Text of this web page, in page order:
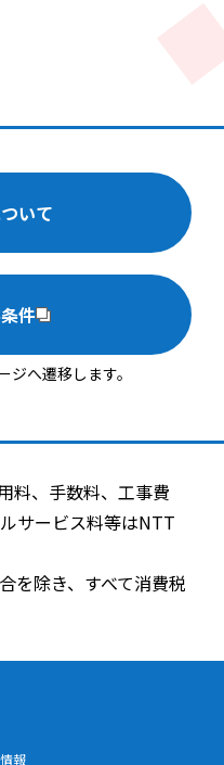
いて
件
へ遷移します。
料、手数料、工事費
サービス料等はNTT
を除き、すべて消費税
報